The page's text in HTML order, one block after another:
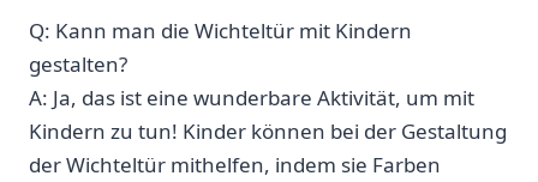
Q: ⁢Kann man die Wichteltür mit ‍Kindern
gestalten?
A: Ja, ⁢das ist eine wunderbare Aktivität,⁣ um mit
Kindern ⁣zu tun! Kinder können bei ​der Gestaltung
der Wichteltür mithelfen, indem sie ​Farben